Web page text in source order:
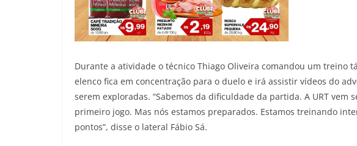
Durante a atividade o técnico Thiago Oliveira comandou um treino
elenco fica em concentração para o duelo e irá assistir vídeos do
serem exploradas. “Sabemos da dificuldade da partida. A URT vem
primeiro jogo. Mas nós estamos preparados. Estamos treinando
pontos”, disse o lateral Fábio Sá.